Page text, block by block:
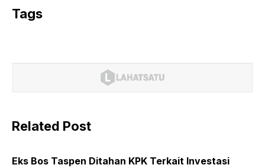
Tags
Related Post
Eks Bos Taspen Ditahan KPK Terkait Investasi